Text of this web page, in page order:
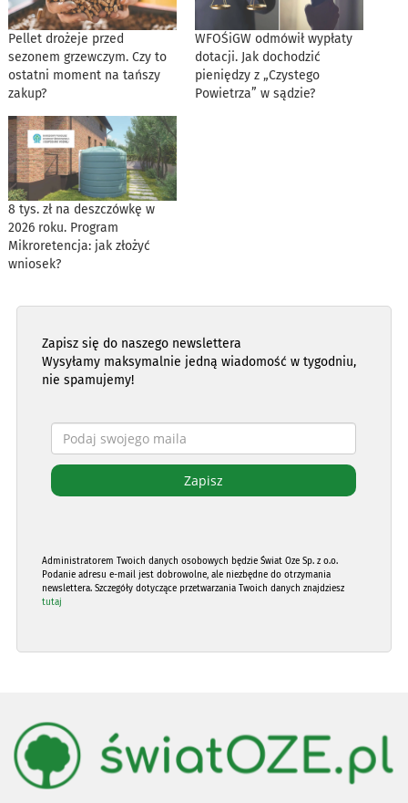
Pellet drożeje przed
sezonem grzewczym. Czy to
ostatni moment na tańszy
zakup?
WFOŚiGW odmówił wypłaty
dotacji. Jak dochodzić
pieniędzy z „Czystego
Powietrza” w sądzie?
8 tys. zł na deszczówkę w
2026 roku. Program
Mikroretencja: jak złożyć
wniosek?
Zapisz się do naszego newslettera
Wysyłamy maksymalnie jedną wiadomość w tygodniu,
nie spamujemy!
Administratorem Twoich danych osobowych będzie Świat Oze Sp. z o.o.
Podanie adresu e-mail jest dobrowolne, ale niezbędne do otrzymania
newslettera. Szczegóły dotyczące przetwarzania Twoich danych znajdziesz
tutaj